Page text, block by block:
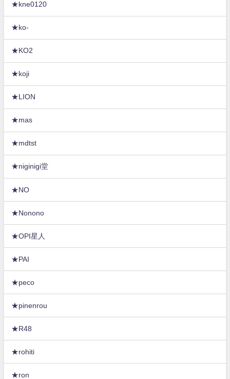
★kne0120
★ko-
★KO2
★koji
★LION
★mas
★mdtst
★niginigi堂
★NO
★Nonono
★OPI星人
★PAI
★peco
★pinenrou
★R48
★rohiti
★ron